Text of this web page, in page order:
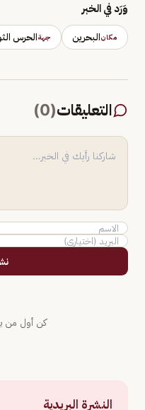
وَرَد في الخبر
مكانالبحرين جهةالحرس
التعليقات(
0
)
كن أول من
النشرة البريدية